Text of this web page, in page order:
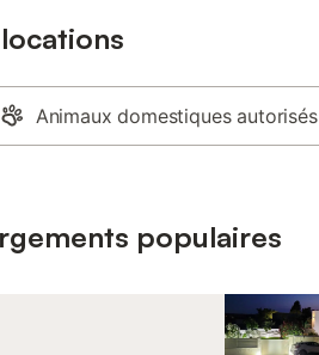
Animaux domestiques autorisés
populaires